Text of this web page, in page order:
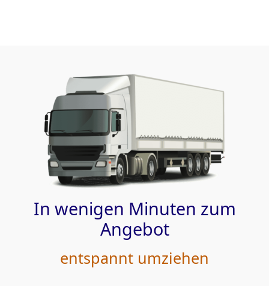
In wenigen Minuten zum
Angebot
entspannt umziehen